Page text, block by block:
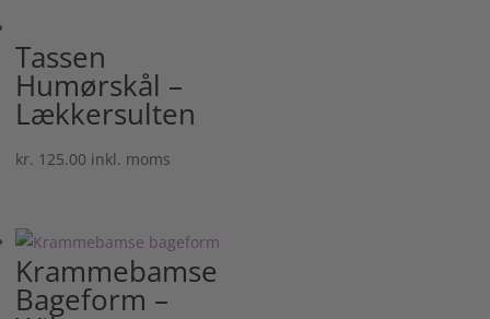
Tassen
Humørskål –
Lækkersulten
kr. 125.00 inkl. moms
Krammebamse
Bageform –